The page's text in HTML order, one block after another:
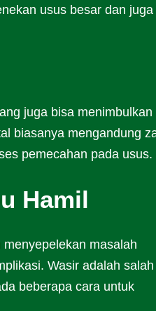
usus besar dan juga
juga bisa menimbulkan
biasanya mengandung
pemecahan pada usus.
Hamil
masalah
Wasir adalah salah
beberapa cara untuk